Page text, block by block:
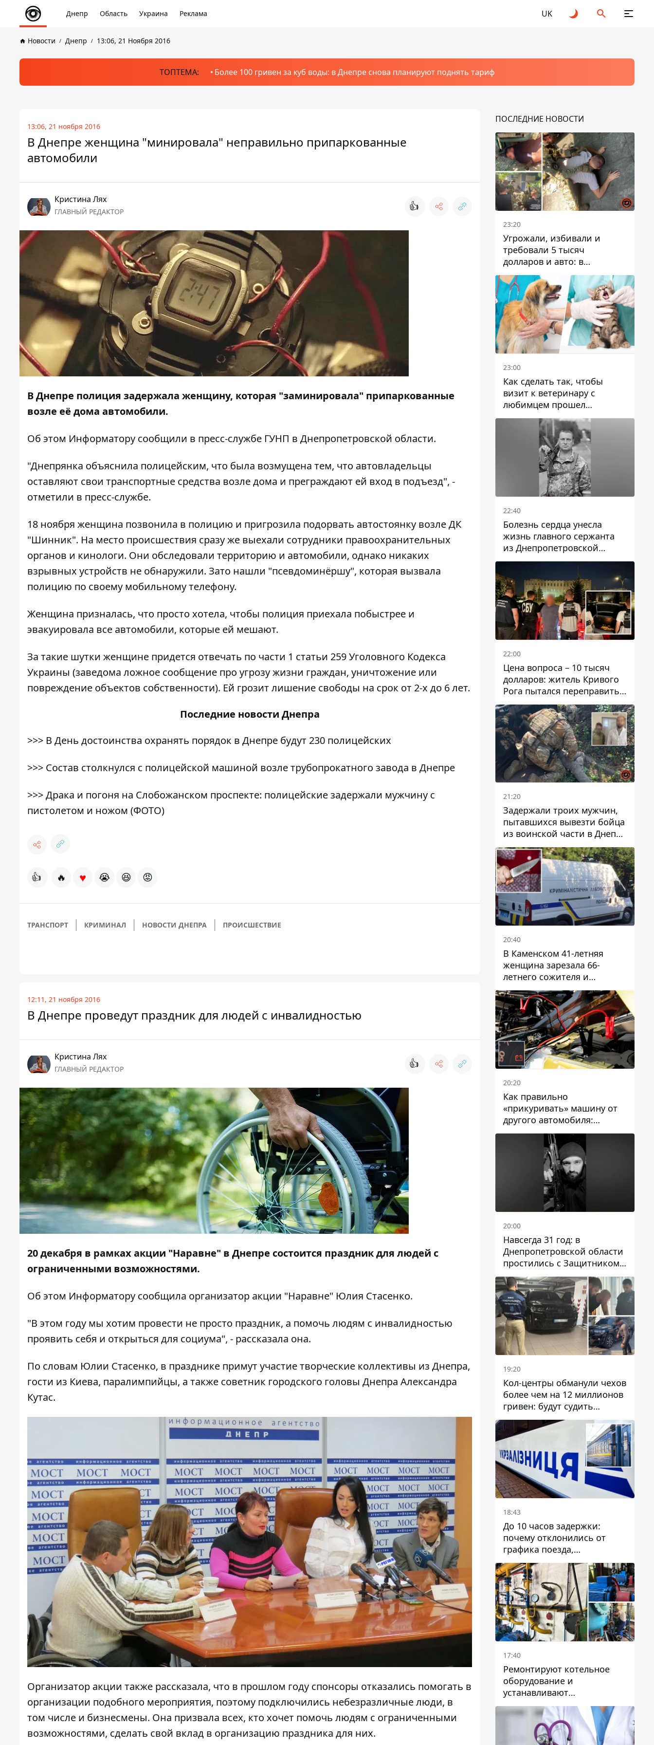
Днепр Область Украина Реклама UK
Новости Днепр 13:06, 21 Ноября 2016
ТОПТЕМА: Более 100 гривен за куб воды: в Днепре снова планируют поднять тариф
13:06, 21 ноября 2016
В Днепре женщина "минировала" неправильно припаркованные
автомобили
Кристина Лях
ГЛАВНЫЙ РЕДАКТОР 👍
В Днепре полиция задержала женщину, которая "заминировала" припаркованные
возле её дома автомобили.
Об этом Информатору сообщили в пресс-службе ГУНП в Днепропетровской области.
"Днепрянка объяснила полицейским, что была возмущена тем, что автовладельцы
оставляют свои транспортные средства возле дома и преграждают ей вход в подъезд", -
отметили в пресс-службе.
18 ноября женщина позвонила в полицию и пригрозила подорвать автостоянку возле ДК
"Шинник". На место происшествия сразу же выехали сотрудники правоохранительных
органов и кинологи. Они обследовали территорию и автомобили, однако никаких
взрывных устройств не обнаружили. Зато нашли "псевдоминёршу", которая вызвала
полицию по своему мобильному телефону.
Женщина призналась, что просто хотела, чтобы полиция приехала побыстрее и
эвакуировала все автомобили, которые ей мешают.
За такие шутки женщине придется отвечать по части 1 статьи 259 Уголовного Кодекса
Украины (заведома ложное сообщение про угрозу жизни граждан, уничтожение или
повреждение объектов собственности). Ей грозит лишение свободы на срок от 2-х до 6 лет.
Последние новости Днепра
>>> В День достоинства охранять порядок в Днепре будут 230 полицейских
>>> Состав столкнулся с полицейской машиной возле трубопрокатного завода в Днепре
>>>Драка и погоня на Слобожанском проспекте: полицейские задержали мужчину с
пистолетом и ножом (ФОТО)
👍 🔥 ♥ 😭 😆 😡
ТРАНСПОРТ КРИМИНАЛ НОВОСТИ ДНЕПРА ПРОИСШЕСТВИЕ
12:11, 21 ноября 2016
В Днепре проведут праздник для людей с инвалидностью
Кристина Лях
ГЛАВНЫЙ РЕДАКТОР 👍
20 декабря в рамках акции "Наравне" в Днепре состоится праздник для людей с
ограниченными возможностями.
Об этом Информатору сообщила организатор акции "Наравне" Юлия Стасенко.
"В этом году мы хотим провести не просто праздник, а помочь людям с инвалидностью
проявить себя и открыться для социума", - рассказала она.
По словам Юлии Стасенко, в празднике примут участие творческие коллективы из Днепра,
гости из Киева, паралимпийцы, а также советник городского головы Днепра Александра
Кутас.
Организатор акции также рассказала, что в прошлом году спонсоры отказались помогать в
организации подобного мероприятия, поэтому подключились небезразличные люди, в
том числе и бизнесмены. Она призвала всех, кто хочет помочь людям с ограниченными
возможностями, сделать свой вклад в организацию праздника для них.
ПОСЛЕДНИЕ НОВОСТИ
23:20
Угрожали, избивали и
требовали 5 тысяч
долларов и авто: в
Павлограде задержали двух
мужчин
23:00
Как сделать так, чтобы
визит к ветеринару с
любимцем прошел
спокойно: простые советы
22:40
Болезнь сердца унесла
жизнь главного сержанта
из Днепропетровской
области Юрия Свистуна
22:00
Цена вопроса – 10 тысяч
долларов: житель Кривого
Рога пытался переправить
мужчину в Словакию
21:20
Задержали троих мужчин,
пытавшихся вывезти бойца
из воинской части в Днепр
за 7 тысяч долларов: среди
них был врач
20:40
В Каменском 41-летняя
женщина зарезала 66-
летнего сожителя и
пыталась обмануть
полицейских
20:20
Как правильно
«прикуривать» машину от
другого автомобиля:
инструкция для водителей
20:00
Навсегда 31 год: в
Днепропетровской области
простились с Защитником
Александром Репиным
19:20
Кол-центры обманули чехов
более чем на 12 миллионов
гривен: будут судить
днепрянина,
организовавшего
транснациональную
преступную организацию
18:43
До 10 часов задержки:
почему отклонились от
графика поезда,
курсирующие через Днепр
и область
17:40
Ремонтируют котельное
оборудование и
устанавливают
генераторные установки:
как в Днепре готовятся к
отопительному сезону